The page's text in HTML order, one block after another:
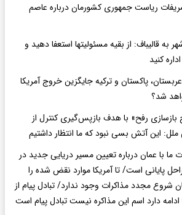
ریاست جمهوری کشورمان درباره عاصم
به قالیباف: از بقیه مسئولیتها استعفا دهید و
کنید
پاکستان و ترکیه جایگزین خروج آمریکا
شد؟
بازسازی رفح» با هدف بازپس‌گیری کنترل از
این آتش بسی نبود که ما انتظار داشتیم
ما با عمان درباره تعیین مسیر دریایی جدید در
پایانی است/ تا آمریکا موارد نقض شده را
شروع مجدد مذاکرات وجود ندارد/ تبادل پیام از
دارد اسم این مذاکره نیست تبادل پیام است